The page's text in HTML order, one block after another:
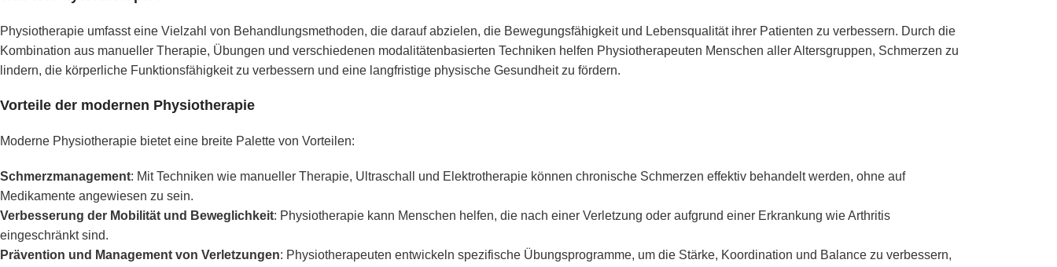
Physiotherapie umfasst eine Vielzahl von Behandlungsmethoden, die darauf abzielen, die Bewegungsfähigkeit und Lebensqualität ihrer Patienten zu verbessern. Durch die
Kombination aus manueller Therapie, Übungen und verschiedenen modalitätenbasierten Techniken helfen Physiotherapeuten Menschen aller Altersgruppen, Schmerzen zu
lindern, die körperliche Funktionsfähigkeit zu verbessern und eine langfristige physische Gesundheit zu fördern.
Vorteile der modernen Physiotherapie
Moderne Physiotherapie bietet eine breite Palette von Vorteilen:
Schmerzmanagement: Mit Techniken wie manueller Therapie, Ultraschall und Elektrotherapie können chronische Schmerzen effektiv behandelt werden, ohne auf
Medikamente angewiesen zu sein.
Verbesserung der Mobilität und Beweglichkeit: Physiotherapie kann Menschen helfen, die nach einer Verletzung oder aufgrund einer Erkrankung wie Arthritis
eingeschränkt sind.
Prävention und Management von Verletzungen: Physiotherapeuten entwickeln spezifische Übungsprogramme, um die Stärke, Koordination und Balance zu verbessern,